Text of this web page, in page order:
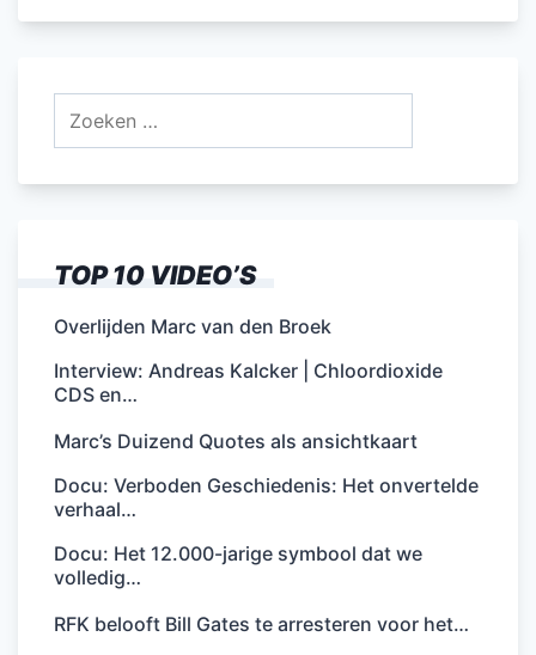
Zoeken
TOP 10 VIDEO’S
Overlijden Marc van den Broek
Interview: Andreas Kalcker | Chloordioxide
CDS en…
Marc’s Duizend Quotes als ansichtkaart
Docu: Verboden Geschiedenis: Het onvertelde
verhaal…
Docu: Het 12.000-jarige symbool dat we
volledig…
RFK belooft Bill Gates te arresteren voor het…